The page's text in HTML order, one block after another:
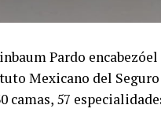
Pardo
Mexicano del
camas, 57